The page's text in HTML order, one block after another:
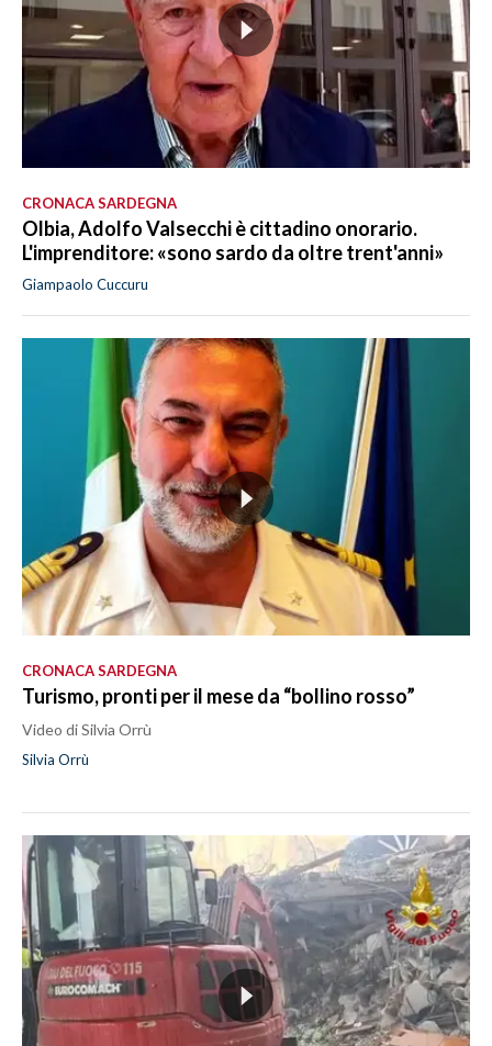
CRONACA SARDEGNA
Olbia, Adolfo Valsecchi è cittadino onorario.
L'imprenditore: «sono sardo da oltre trent'anni»
Giampaolo Cuccuru
CRONACA SARDEGNA
Turismo, pronti per il mese da “bollino rosso”
Video di Silvia Orrù
Silvia Orrù